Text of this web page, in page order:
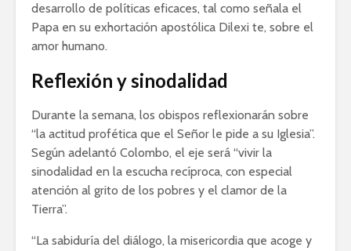
desarrollo de políticas eficaces, tal como señala el
Papa en su exhortación apostólica Dilexi te, sobre el
amor humano.
Reflexión y sinodalidad
Durante la semana, los obispos reflexionarán sobre
“la actitud profética que el Señor le pide a su Iglesia”.
Según adelantó Colombo, el eje será “vivir la
sinodalidad en la escucha recíproca, con especial
atención al grito de los pobres y el clamor de la
Tierra”.
“La sabiduría del diálogo, la misericordia que acoge y